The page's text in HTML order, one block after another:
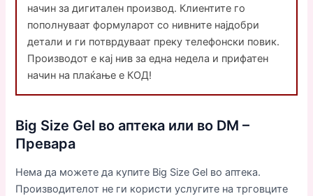
начин за дигитален производ. Клиентите го
пополнуваат формуларот со нивните најдобри
детали и ги потврдуваат преку телефонски повик.
Производот е кај нив за една недела и прифатен
начин на плаќање е КОД!
Big Size Gel во аптека или во DM –
Превара
Нема да можете да купите Big Size Gel во аптека.
Производителот не ги користи услугите на трговците